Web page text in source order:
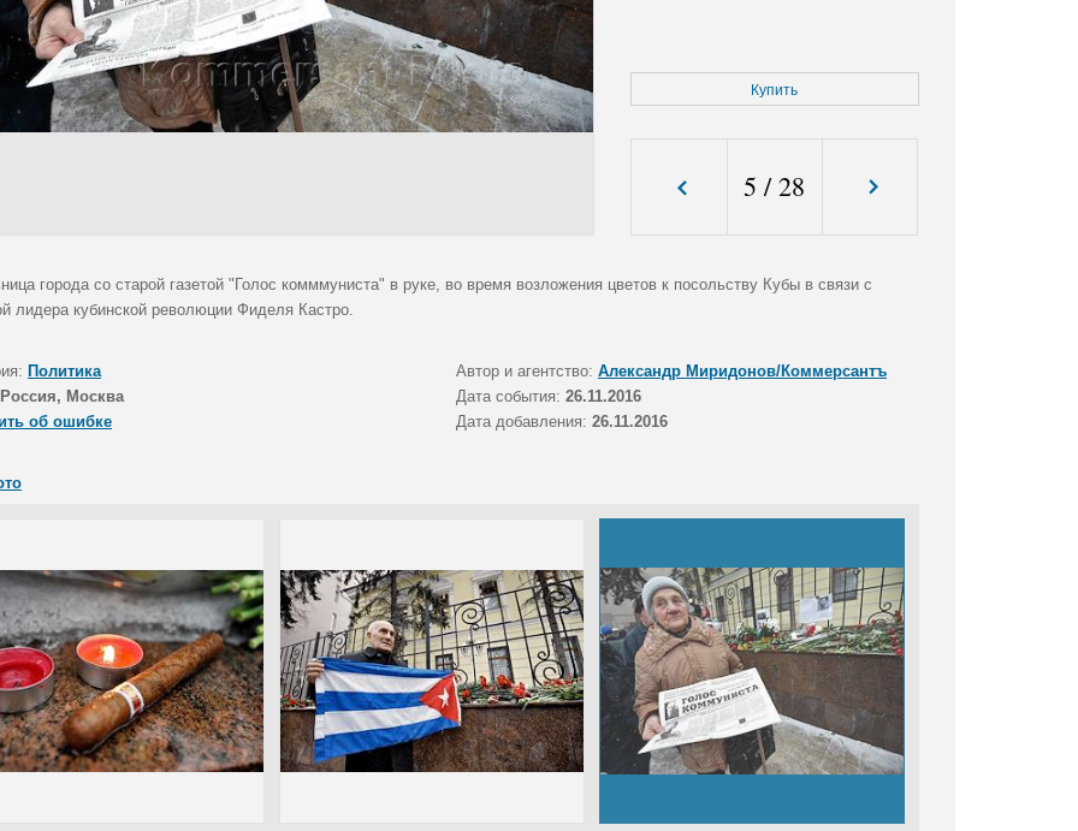
Купить
5 /28
города со старой газетой "Голос комммуниста" в руке, во время возложения цветов к посольству Кубы в связи с
лидера кубинской революции Фиделя Кастро.
Политика Автор и агентство: Александр Миридонов/Коммерсантъ
Россия, Москва Дата события: 26.11.2016
об ошибке
Дата добавления: 26.11.2016